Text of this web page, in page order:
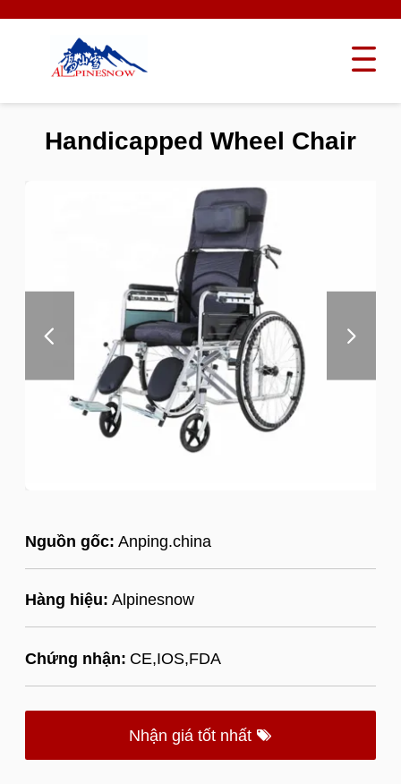
Nguồn gốc: Anping.china
Hàng hiệu: Alpinesnow
Chứng nhận: CE,IOS,FDA
Nhận giá tốt nhất
Handicapped Wheel Chair